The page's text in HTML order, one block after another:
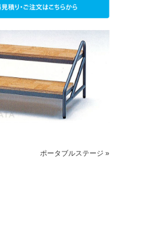
ごあいさつ
ポータブルステージ »